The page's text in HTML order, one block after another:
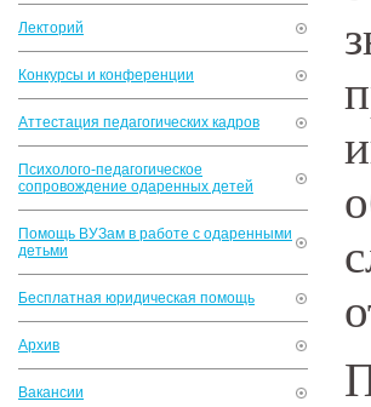
Лекторий
Конкурсы и конференции
Аттестация педагогических кадров
Психолого-педагогическое
сопровождение одаренных детей
Помощь ВУЗам в работе с одаренными
детьми
Бесплатная юридическая помощь
Архив
Вакансии